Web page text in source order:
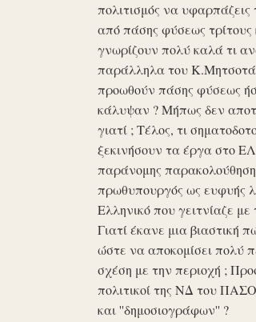
πολιτισμός να
από πάσης φύσεως
γνωρίζουν πολύ καλά τι
παράλληλα του
προωθούν πάσης φύσεως
κάλυψαν ? Μήπως δεν
γιατί ; Τέλος, τι
ξεκινήσουν τα έργα στο
παράνομης
πρωθυπουργός ως ευφυής
Ελληνικό που γειτνίαζε
Γιατί έκανε μια βιαστική
ώστε να αποκομίσει πολύ
σχέση με την περιοχή ;
πολιτικοί της ΝΔ του
και ''δημοσιογράφων'' ?